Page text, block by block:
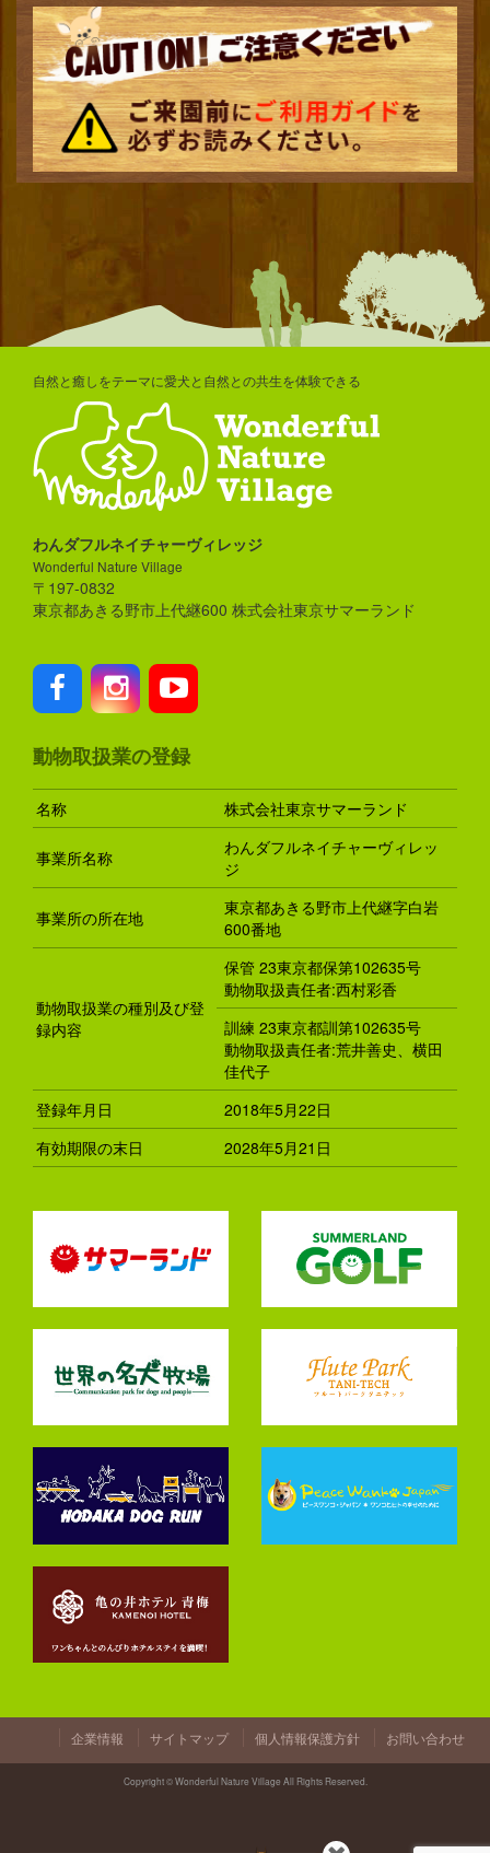
自然と癒しをテーマに愛犬と自然との共生を体験できる
わんダフルネイチャーヴィレッジ
Wonderful Nature Village
〒197-0832
東京都あきる野市上代継600 株式会社東京サマーランド
動物取扱業の登録
名称 株式会社東京サマーランド
事業所名称
わんダフルネイチャーヴィレッ
ジ
事業所の所在地
東京都あきる野市上代継字白岩
600番地
動物取扱業の種別及び登
録内容
保管 23東京都保第102635号
動物取扱責任者:西村彩香
訓練 23東京都訓第102635号
動物取扱責任者:荒井善史、横田
佳代子
登録年月日
2018年5月22日
有効期限の末日
2028年5月21日
企業情報 サイトマップ 個人情報保護方針 お問い合わせ
Copyright © Wonderful Nature Village All Rights Reserved.